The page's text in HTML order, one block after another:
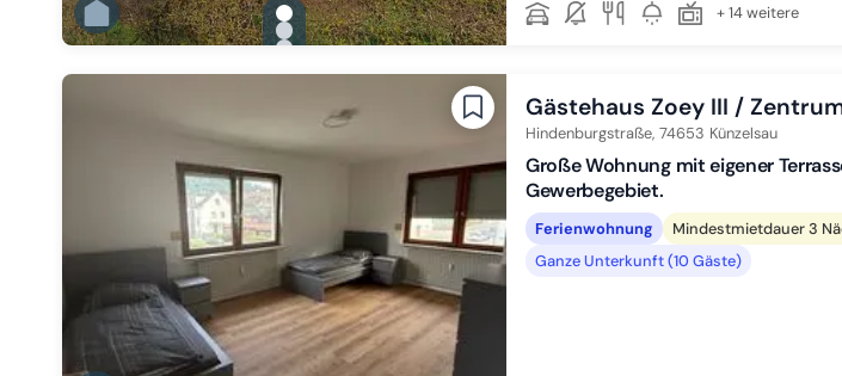
gallery.slide_selector
Zu Slide 1 wechseln
Zu Slide 2 wechseln
Zu Slide 6 wechseln
+ 14 weitere
Gästehaus Zoey III /
Hindenburgstraße, 74653 Künzelsau
Große Wohnung mit eigener
Gewerbegebiet.
Ferienwohnung Mindestmietdauer 3
Ganze Unterkunft (10 Gäste)